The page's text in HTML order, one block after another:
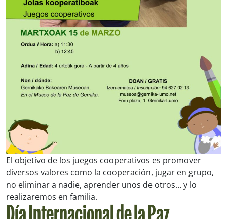
El objetivo de los juegos cooperativos es promover
diversos valores como la cooperación, jugar en grupo,
no eliminar a nadie, aprender unos de otros… y lo
realizaremos en familia.